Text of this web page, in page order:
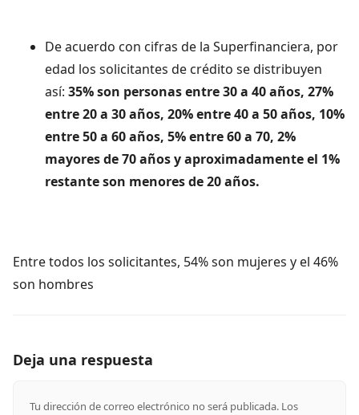
De acuerdo con cifras de la Superfinanciera, por
edad los solicitantes de crédito se distribuyen
así: 35% son personas entre 30 a 40 años, 27%
entre 20 a 30 años, 20% entre 40 a 50 años, 10%
entre 50 a 60 años, 5% entre 60 a 70, 2%
mayores de 70 años y aproximadamente el 1%
restante son menores de 20 años.
Entre todos los solicitantes, 54% son mujeres y el 46%
son hombres
Deja una respuesta
Tu dirección de correo electrónico no será publicada. Los